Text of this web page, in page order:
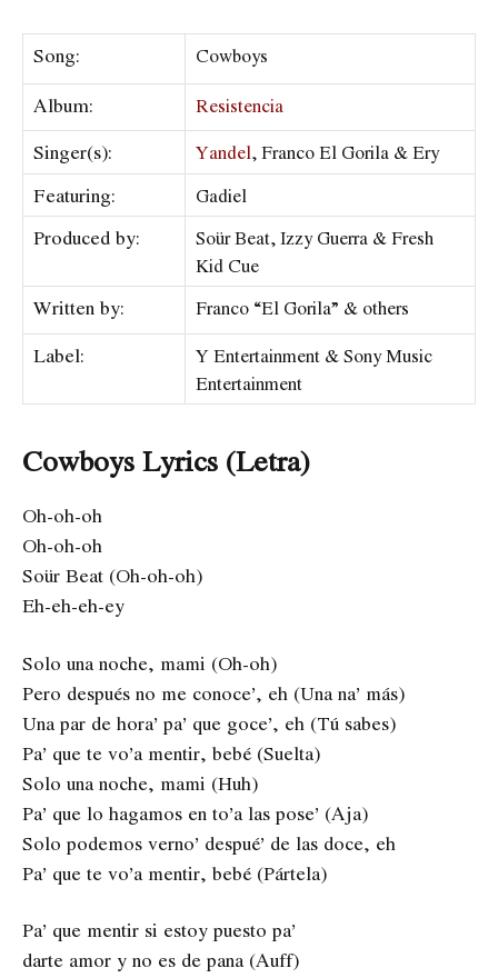
Song: Cowboys
Album: Resistencia
Singer(s): Yandel, Franco El Gorila & Ery
Featuring: Gadiel
Produced by:
Soür Beat, Izzy Guerra & Fresh
Kid Cue
Written by: Franco “El Gorila” & others
Label:
Y Entertainment & Sony Music
Entertainment
Cowboys Lyrics (Letra)
Oh-oh-oh
Oh-oh-oh
Soür Beat (Oh-oh-oh)
Eh-eh-eh-ey
Solo una noche, mami (Oh-oh)
Pero después no me conoce’, eh (Una na’ más)
Una par de hora’ pa’ que goce’, eh (Tú sabes)
Pa’ que te vo’a mentir, bebé (Suelta)
Solo una noche, mami (Huh)
Pa’ que lo hagamos en to’a las pose’ (Aja)
Solo podemos verno’ despué’ de las doce, eh
Pa’ que te vo’a mentir, bebé (Pártela)
Pa’ que mentir si estoy puesto pa’
darte amor y no es de pana (Auff)